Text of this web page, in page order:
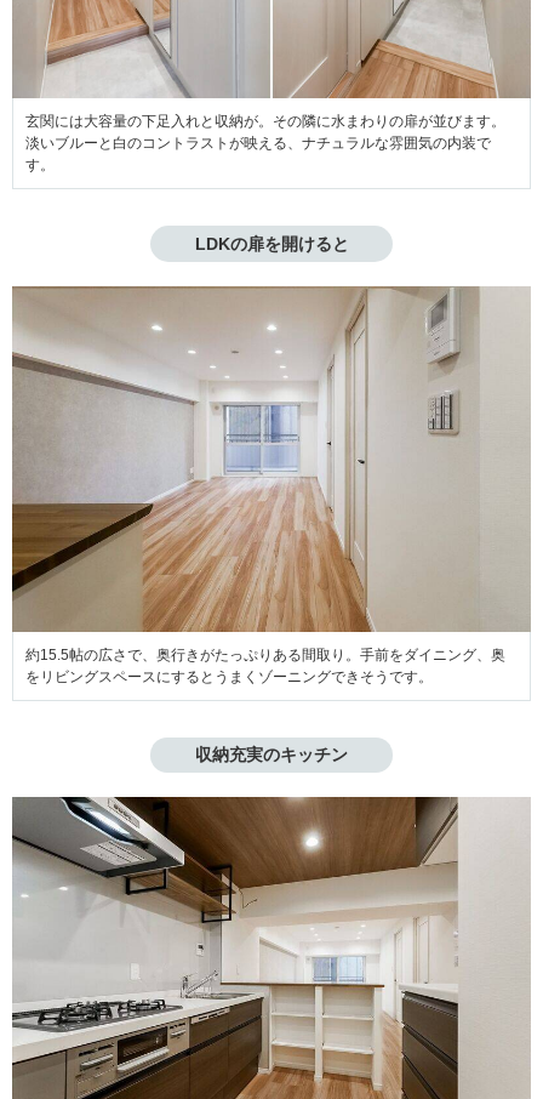
玄関には大容量の下足入れと収納が。その隣に水まわりの扉が並びます。
淡いブルーと白のコントラストが映える、ナチュラルな雰囲気の内装で
す。
LDKの扉を開けると
約15.5帖の広さで、奥行きがたっぷりある間取り。手前をダイニング、奥
をリビングスペースにするとうまくゾーニングできそうです。
収納充実のキッチン